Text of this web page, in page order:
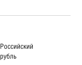
Российский
рубль